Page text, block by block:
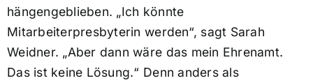
hängengeblieben. „Ich könnte
Mitarbeiterpresbyterin werden“, sagt Sarah
Weidner. „Aber dann wäre das mein Ehrenamt.
Das ist keine Lösung.“ Denn anders als